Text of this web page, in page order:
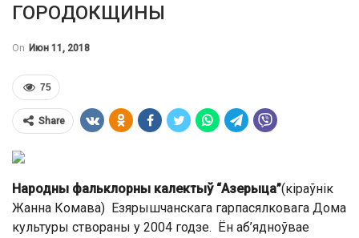
ГОРОДОКЩИНЫ
On Июн 11, 2018
75
Share
Народны фальклорны калектыў “Азерыца”(кіраўнік
Жанна Комава) Езярышчанскага гарпасялковага Дома
культуры створаны у 2004 годзе. Ён аб’ядноўвае